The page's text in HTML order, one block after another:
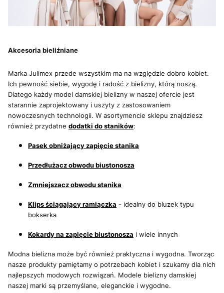
Akcesoria bieliźniane
Marka Julimex przede wszystkim ma na względzie dobro kobiet.
Ich pewność siebie, wygodę i radość z bielizny, którą noszą.
Dlatego każdy model damskiej bielizny w naszej ofercie jest
starannie zaprojektowany i uszyty z zastosowaniem
nowoczesnych technologii. W asortymencie sklepu znajdziesz
również przydatne dodatki do staników:
Pasek obniżający zapięcie stanika
Przedłużacz obwodu biustonosza
Zmniejszacz obwodu stanika
Klips ściągający ramiączka - idealny do bluzek typu
bokserka
Kokardy na zapięcie biustonosza i wiele innych
Modna bielizna może być również praktyczna i wygodna. Tworząc
nasze produkty pamiętamy o potrzebach kobiet i szukamy dla nich
najlepszych modowych rozwiązań. Modele bielizny damskiej
naszej marki są przemyślane, eleganckie i wygodne.